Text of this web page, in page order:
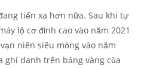
tiến xa hơn nữa. Sau khi tự
lộ cơ đỉnh cao vào năm 2021
niên siêu mỏng vào năm
ghi danh trên bảng vàng của